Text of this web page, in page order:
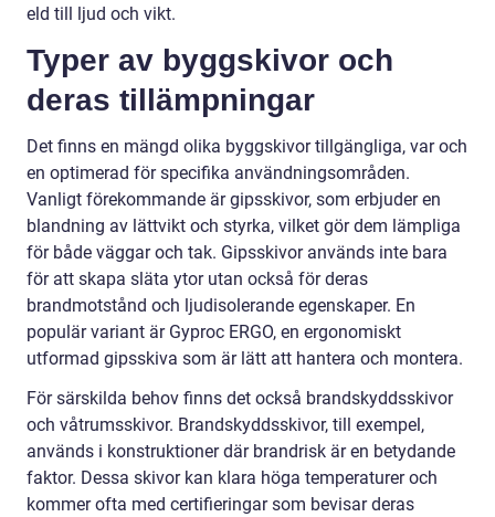
eld till ljud och vikt.
Typer av byggskivor och
deras tillämpningar
Det finns en mängd olika byggskivor tillgängliga, var och
en optimerad för specifika användningsområden.
Vanligt förekommande är gipsskivor, som erbjuder en
blandning av lättvikt och styrka, vilket gör dem lämpliga
för både väggar och tak. Gipsskivor används inte bara
för att skapa släta ytor utan också för deras
brandmotstånd och ljudisolerande egenskaper. En
populär variant är Gyproc ERGO, en ergonomiskt
utformad gipsskiva som är lätt att hantera och montera.
För särskilda behov finns det också brandskyddsskivor
och våtrumsskivor. Brandskyddsskivor, till exempel,
används i konstruktioner där brandrisk är en betydande
faktor. Dessa skivor kan klara höga temperaturer och
kommer ofta med certifieringar som bevisar deras